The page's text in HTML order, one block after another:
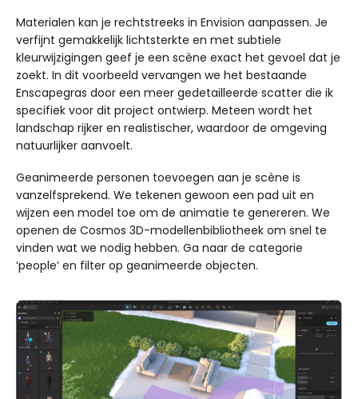
Materialen kan je rechtstreeks in Envision aanpassen. Je
verfijnt gemakkelijk lichtsterkte en met subtiele
kleurwijzigingen geef je een scène exact het gevoel dat je
zoekt. In dit voorbeeld vervangen we het bestaande
Enscapegras door een meer gedetailleerde scatter die ik
specifiek voor dit project ontwierp. Meteen wordt het
landschap rijker en realistischer, waardoor de omgeving
natuurlijker aanvoelt.
Geanimeerde personen toevoegen aan je scène is
vanzelfsprekend. We tekenen gewoon een pad uit en
wijzen een model toe om de animatie te genereren. We
openen de Cosmos 3D-modellenbibliotheek om snel te
vinden wat we nodig hebben. Ga naar de categorie
‘people’ en filter op geanimeerde objecten.